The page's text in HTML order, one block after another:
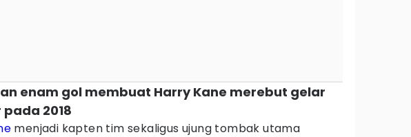
enam gol membuat Harry Kane merebut gelar
2018
menjadi kapten tim sekaligus ujung tombak utama